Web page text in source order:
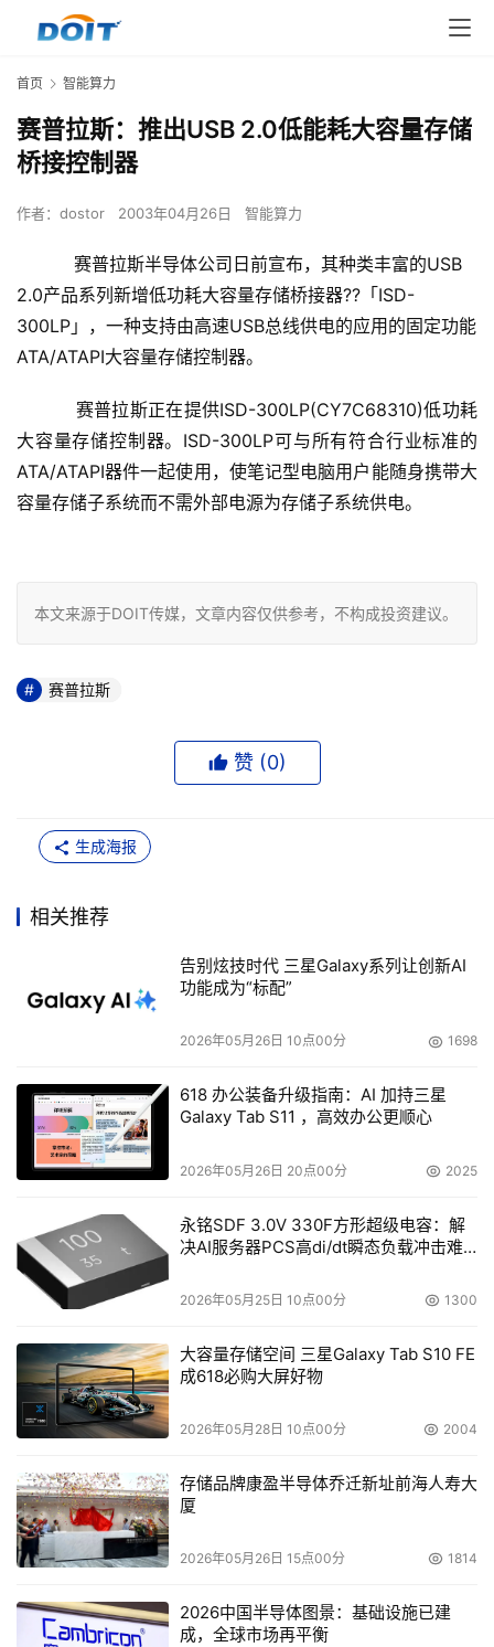
首页 智能算力
赛普拉斯：推出USB 2.0低能耗大容量存储
桥接控制器
作者： dostor 2003年04月26日 智能算力
赛普拉斯半导体公司日前宣布，其种类丰富的USB
2.0产品系列新增低功耗大容量存储桥接器??「ISD-
300LP」，一种支持由高速USB总线供电的应用的固定功能
ATA/ATAPI大容量存储控制器。
赛普拉斯正在提供ISD-300LP(CY7C68310)低功耗
大容量存储控制器。ISD-300LP可与所有符合行业标准的
ATA/ATAPI器件一起使用，使笔记型电脑用户能随身携带大
容量存储子系统而不需外部电源为存储子系统供电。
本文来源于DOIT传媒，文章内容仅供参考，不构成投资建议。
赛普拉斯
赞 (0)
生成海报
相关推荐
告别炫技时代 三星Galaxy系列让创新AI
功能成为“标配”
2026年05月26日 10点00分 1698
618 办公装备升级指南：AI 加持三星
Galaxy Tab S11 ，高效办公更顺心
2026年05月26日 20点00分 2025
永铭SDF 3.0V 330F方形超级电容：解
决AI服务器PCS高di/dt瞬态负载冲击难
2026年05月25日 10点00分 1300
大容量存储空间 三星Galaxy Tab S10 FE
成618必购大屏好物
2026年05月28日 10点00分 2004
存储品牌康盈半导体乔迁新址前海人寿大
厦
2026年05月26日 15点00分 1814
2026中国半导体图景：基础设施已建
成，全球市场再平衡